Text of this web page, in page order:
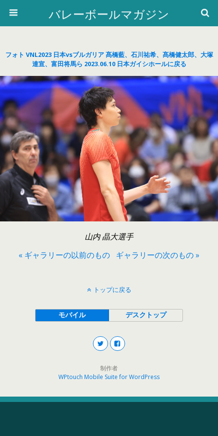
バレーボールマガジン
フォト VNL2023 日本vsブルガリア 髙橋藍、石川祐希、髙橋健太郎、大塚
達宣、富田将馬ら 2023.06.10 日本ガイシホールに戻る
山内 晶大選手
« ギャラリーの以前のもの ギャラリーの次のもの »
トップに戻る
モバイル デスクトップ
制作者
WPtouch Mobile Suite for WordPress